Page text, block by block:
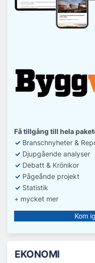
Få tillgång till hela
✓ Branschnyheter &
✓ Djupgående analyser
✓ Debatt & Krönikor
✓ Pågeånde projekt
✓ Statistik
+ mycket mer
Kom
EKONOMI